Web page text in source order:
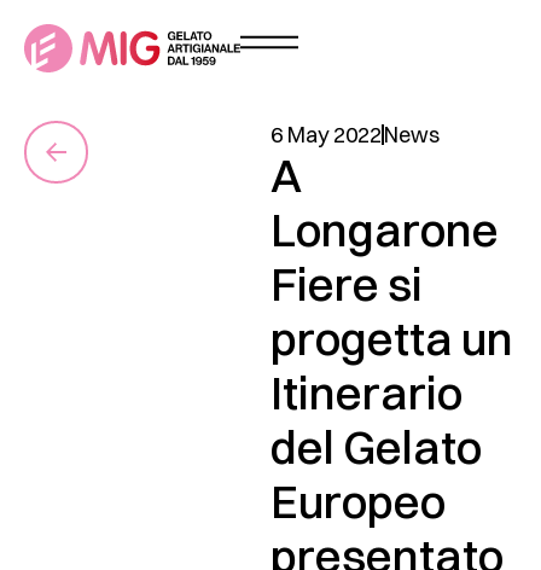
6 May 2022News
A
Longarone
Fiere si
progetta un
Itinerario
del Gelato
Europeo
presentato